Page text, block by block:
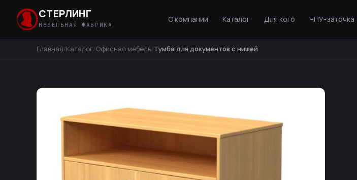
СТЕРЛИНГ
МЕБЕЛЬНАЯ ФАБРИКА
О компании Каталог Для кого ЧПУ-заточка
Главная Каталог Офисная мебель Тумба для документов с нишей